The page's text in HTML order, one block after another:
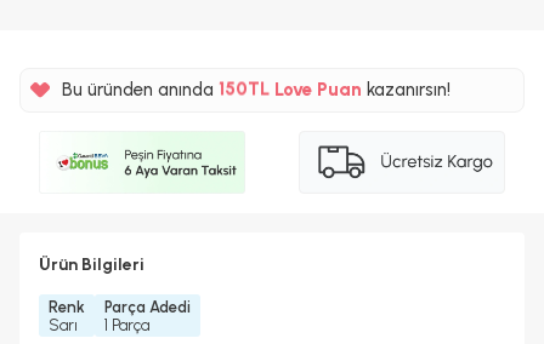
Bu üründen anında
150TL
%5 Love Puankazanırsın!
Ürün Bilgileri
Renk
Sarı
Parça Adedi
1 Parça